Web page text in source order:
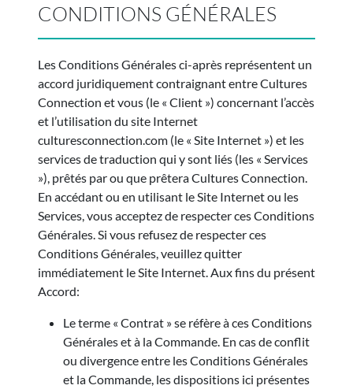
CONDITIONS GÉNÉRALES
Les Conditions Générales ci-après représentent un
accord juridiquement contraignant entre Cultures
Connection et vous (le « Client ») concernant l’accès
et l’utilisation du site Internet
culturesconnection.com (le « Site Internet ») et les
services de traduction qui y sont liés (les « Services
»), prêtés par ou que prêtera Cultures Connection.
En accédant ou en utilisant le Site Internet ou les
Services, vous acceptez de respecter ces Conditions
Générales. Si vous refusez de respecter ces
Conditions Générales, veuillez quitter
immédiatement le Site Internet. Aux fins du présent
Accord:
Le terme « Contrat » se réfère à ces Conditions
Générales et à la Commande. En cas de conflit
ou divergence entre les Conditions Générales
et la Commande, les dispositions ici présentes